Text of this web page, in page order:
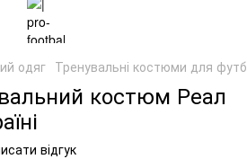
одяг Тренувальні костюми для
костюм Реал
відгук